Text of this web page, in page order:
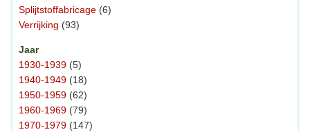
Splijtstoffabricage (6)
Verrijking (93)
Jaar
1930-1939 (5)
1940-1949 (18)
1950-1959 (62)
1960-1969 (79)
1970-1979 (147)